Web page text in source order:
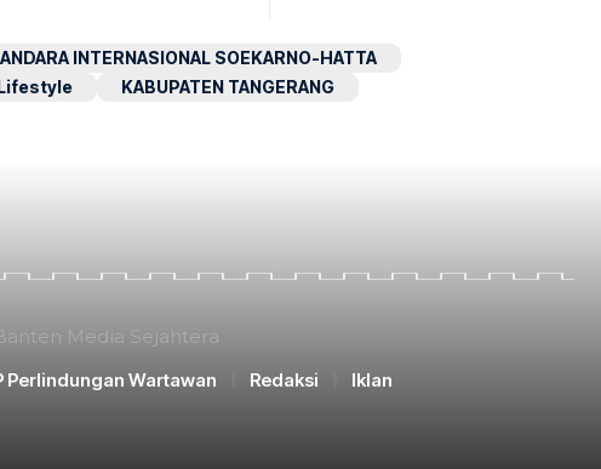
INTERNASIONAL SOEKARNO-HATTA
KABUPATEN TANGERANG
Media Sejahtera
Perlindungan Wartawan Redaksi Iklan